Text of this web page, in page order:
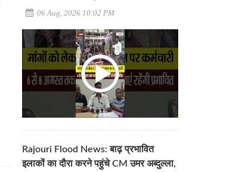
06 Aug, 2026 10:02 PM
Rajouri Flood News: बाढ़ प्रभावित
इलाकों का दौरा करने पहुंचे CM उमर अब्दुल्ला,